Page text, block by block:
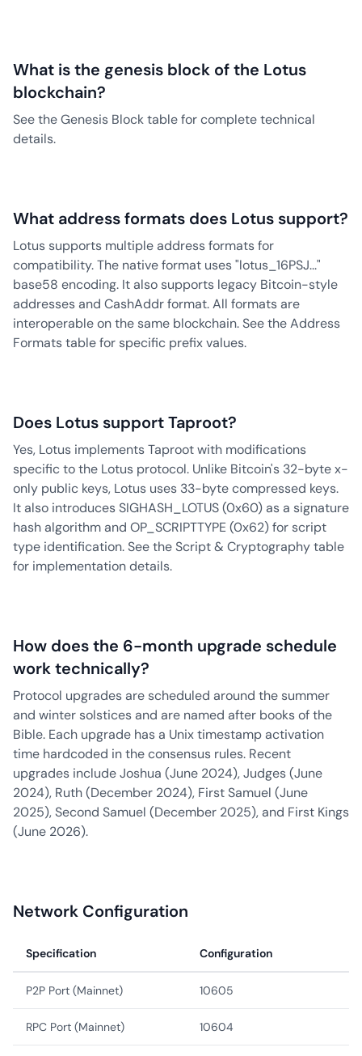
What is the genesis block of the Lotus
blockchain?
See the Genesis Block table for complete technical
details.
What address formats does Lotus support?
Lotus supports multiple address formats for
compatibility. The native format uses "lotus_16PSJ..."
base58 encoding. It also supports legacy Bitcoin-style
addresses and CashAddr format. All formats are
interoperable on the same blockchain. See the Address
Formats table for specific prefix values.
Does Lotus support Taproot?
Yes, Lotus implements Taproot with modifications
specific to the Lotus protocol. Unlike Bitcoin's 32-byte x-
only public keys, Lotus uses 33-byte compressed keys.
It also introduces SIGHASH_LOTUS (0x60) as a signature
hash algorithm and OP_SCRIPTTYPE (0x62) for script
type identification. See the Script & Cryptography table
for implementation details.
How does the 6-month upgrade schedule
work technically?
Protocol upgrades are scheduled around the summer
and winter solstices and are named after books of the
Bible. Each upgrade has a Unix timestamp activation
time hardcoded in the consensus rules. Recent
upgrades include Joshua (June 2024), Judges (June
2024), Ruth (December 2024), First Samuel (June
2025), Second Samuel (December 2025), and First Kings
(June 2026).
Network Configuration
Specification Configuration
P2P Port (Mainnet) 10605
RPC Port (Mainnet) 10604